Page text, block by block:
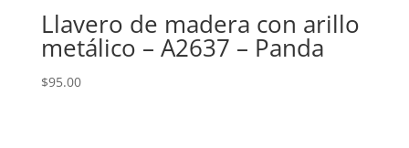
Llavero de madera con arillo
metálico – A2637 – Panda
$95.00